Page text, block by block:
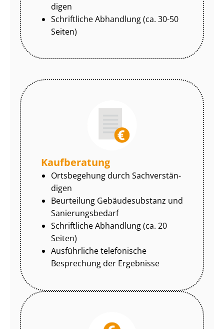
di­gen
Schriftliche Abhandlung (ca. 30-50
Seiten)
Kaufberatung
Ortsbegehung durch Sach­ver­stän­
di­gen
Beurteilung Gebäudesubstanz und
Sa­nie­rungs­be­darf
Schriftliche Abhandlung (ca. 20
Seiten)
Ausführliche telefonische
Besprechung der Ergebnisse